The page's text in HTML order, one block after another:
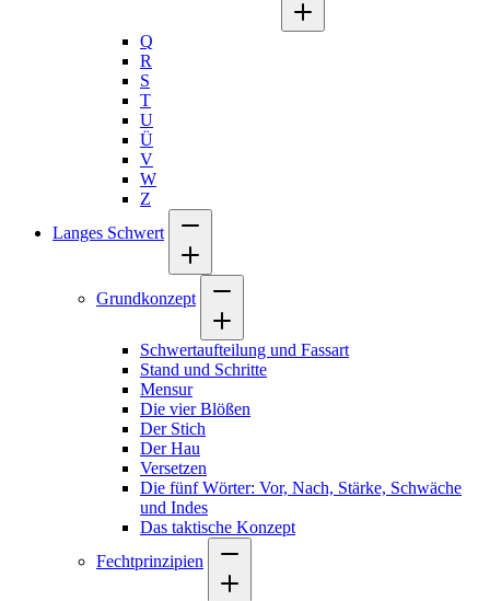
Q
R
S
T
U
Ü
V
W
Z
Langes Schwert
Grundkonzept
Schwertaufteilung und Fassart
Stand und Schritte
Mensur
Die vier Blößen
Der Stich
Der Hau
Versetzen
Die fünf Wörter: Vor, Nach, Stärke, Schwäche
und Indes
Das taktische Konzept
Fechtprinzipien